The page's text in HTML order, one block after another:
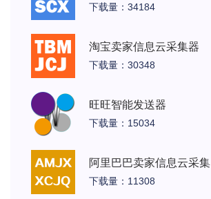
下载量：34184
淘宝卖家信息云采集器
下载量：30348
旺旺智能发送器
下载量：15034
阿里巴巴卖家信息云采集
下载量：11308